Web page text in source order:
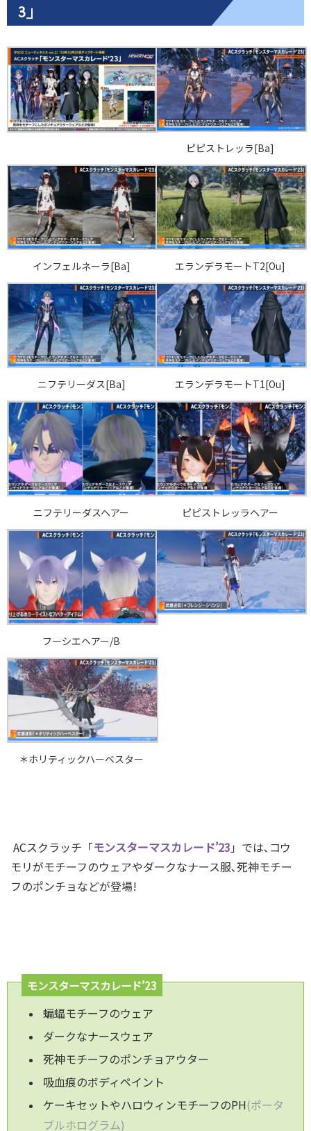
3」
ピピストレッラ[Ba]
インフェルネーラ[Ba] エランデラモートT2[Ou]
ニフテリーダス[Ba] エランデラモートT1[Ou]
ニフテリーダスヘアー ピピストレッラヘアー
フーシエヘアー/B
＊ホリティックハーベスター
ACスクラッチ「モンスターマスカレード’23 」では､コウ
モリがモチーフのウェアやダークなナース服､死神モチー
フのポンチョなどが登場!
モンスターマスカレード’23
蝙蝠モチーフのウェア
ダークなナースウェア
死神モチーフのポンチョアウター
吸血痕のボディペイント
ケーキセットやハロウィンモチーフのPH(ポータ
ブルホログラム)